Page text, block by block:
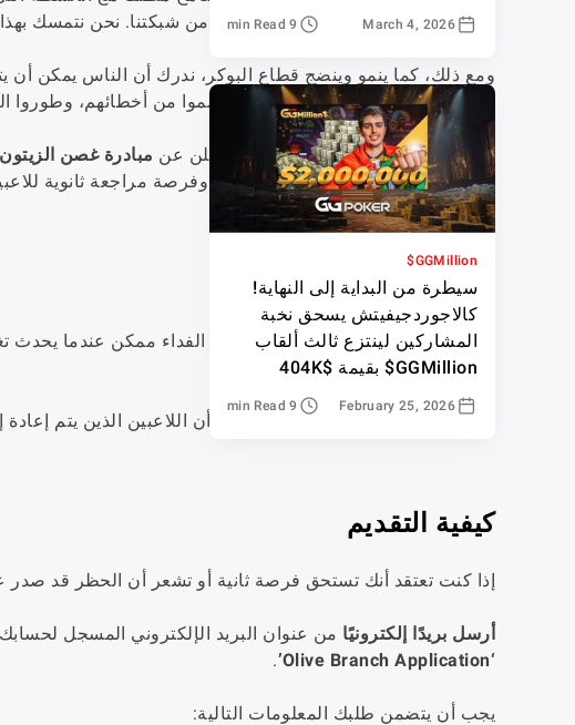
مجتمعنا إلى الإزالة الدائمة للمخالفين من شبكتنا. نحن نتمسك
ومع ذلك، كما ينمو وينضج قطاع البوكر، ندرك أن الناس يمكن أن
يكونون قد تطوروا منذ ذلك الحين، وتعلموا من أخطائهم، وطوروا
وفي روح النمو ومنح الفرص الثانية، نعلن عن مبادرة غصن
تم حظرهم سابقًا من شبكة GGPoker وفرصة مراجعة ثانوية للاعبين الذين يشعرون أنهم اتُهموا خطأً.
التزام بالتقييم العادل
يعكس برنامج غصن الزيتون إيماننا بأن الفداء ممكن عندما
يستحق اللاعبون فرصة لإثبات نموهم.
سيتم مراجعة كل طلب بعناية لضمان أن اللاعبين الذين يتم
كيفية التقديم
إذا كنت تعتقد أنك تستحق فرصة ثانية أو تشعر أن الحظر قد
أرسل بريدًا إلكترونيًا من عنوان البريد الإلكتروني المسجل
‘Olive Branch Application’
.
يجب أن يتضمن طلبك المعلومات التالية:
March 4, 2026
9 min Read
GGMillion$
سيطرة من البداية إلى النهاية!
كالاجوردجيفيتش يسحق نخبة
المشاركين لينتزع ثالث ألقاب
GGMillion$ بقيمة $404K
February 25, 2026
9 min Read